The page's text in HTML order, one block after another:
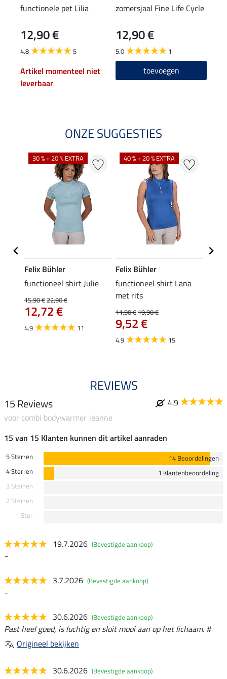
functionele pet Lilia
12,90 €
4.8 5
Artikel momenteel niet
leverbaar
zomersjaal Fine Life Cycle
12,90 €
5.0 1
toevoegen
ONZE SUGGESTIES
30 % + 20 % EXTRA
Felix Bühler
functioneel shirt Julie
15,90 €22,90 €
12,72 €
4.9 11
40 % + 20 % EXTRA
Felix Bühler
functioneel shirt Lana
met rits
11,90 €19,90 €
9,52 €
4.9 15
REVIEWS
15 Reviews
4.9
voor combi bodywarmer Jeanne
15 van 15 Klanten kunnen dit artikel aanraden
5 Sterren
14 Beoordelingen
4 Sterren
1 Klantenbeoordeling
3 Sterren
2 Sterren
1 Ster
19.7.2026 (Bevestigde aankoop)
-
3.7.2026 (Bevestigde aankoop)
-
30.6.2026 (Bevestigde aankoop)
Past heel goed, is luchtig en sluit mooi aan op het lichaam. #
Origineel bekijken
30.6.2026 (Bevestigde aankoop)